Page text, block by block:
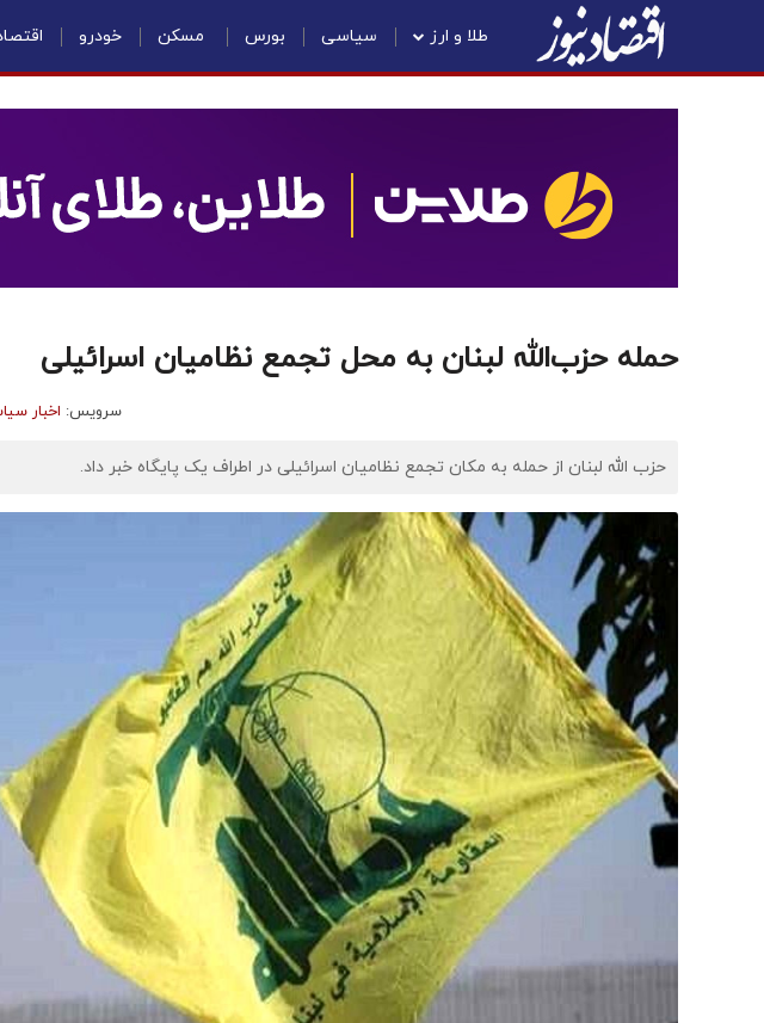
طلا و ارز سیاسی بورس مسکن خودرو
حمله حزب‌الله لبنان به محل تجمع نظامیان اسرائیلی
سرویس: اخبار
حزب الله لبنان از حمله به مکان تجمع نظامیان اسرائیلی در اطراف یک پایگاه خبر داد.